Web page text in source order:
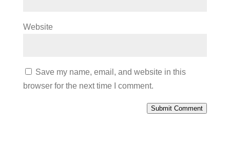
Website
Save my name, email, and website in this
browser for the next time I comment.
Submit Comment